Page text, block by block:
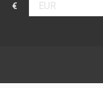
€
Selecteer valuta